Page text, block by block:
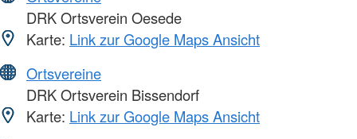
DRK Ortsverein Oesede
Karte: Link zur Google Maps Ansicht
Ortsvereine
DRK Ortsverein Bissendorf
Karte: Link zur Google Maps Ansicht